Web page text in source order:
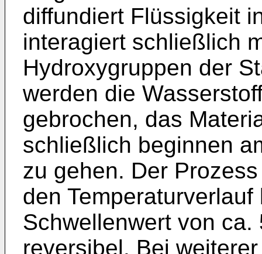
diffundiert Flüssigkeit
interagiert schließlich
Hydroxygruppen der
werden die
gebrochen, das
schließlich beginnen
zu gehen. Der
den
Schwellenwert von ca.
reversibel. Bei